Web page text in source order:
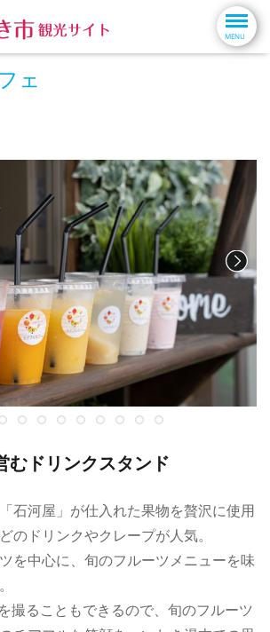
ェ
むドリンクスタンド
石河屋」が仕入れた果物を贅沢に使用
のドリンクやクレープが人気。
を中心に、旬のフルーツメニューを味
撮ることもできるので、旬のフルーツ